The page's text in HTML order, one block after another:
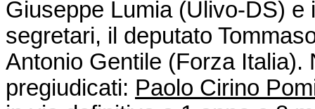
Giuseppe Lumia (Ulivo-DS) e
segretari, il deputato
Antonio Gentile (Forza Italia).
pregiudicati: Paolo Cirino